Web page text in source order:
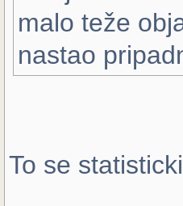
malo teže
nastao
To se